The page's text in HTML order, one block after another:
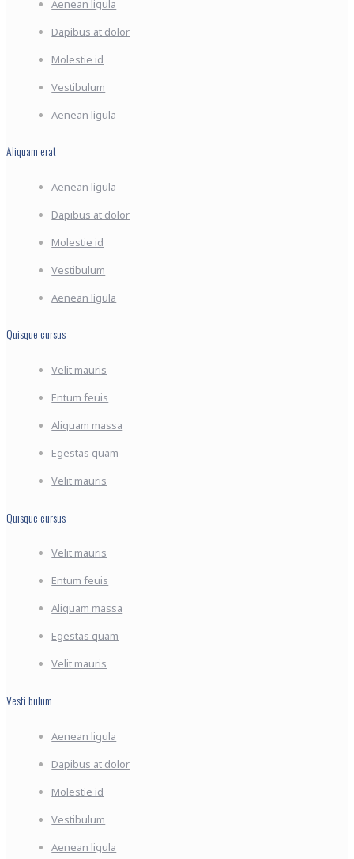
Aenean ligula
Dapibus at dolor
Molestie id
Vestibulum
Aenean ligula
Aliquam erat
Aenean ligula
Dapibus at dolor
Molestie id
Vestibulum
Aenean ligula
Quisque cursus
Velit mauris
Entum feuis
Aliquam massa
Egestas quam
Velit mauris
Quisque cursus
Velit mauris
Entum feuis
Aliquam massa
Egestas quam
Velit mauris
Vesti bulum
Aenean ligula
Dapibus at dolor
Molestie id
Vestibulum
Aenean ligula